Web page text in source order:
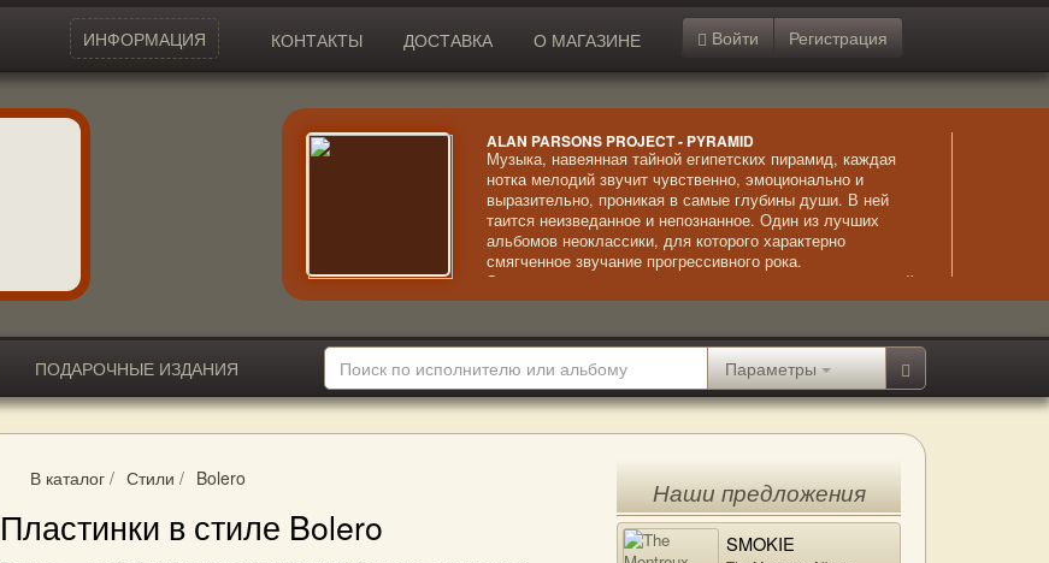
ИНФОРМАЦИЯ КОНТАКТЫ ДОСТАВКА О МАГАЗИНЕ Войти Регистрация
ALAN PARSONS PROJECT - PYRAMID
Музыка, навеянная тайной египетских пирамид, каждая
нотка мелодий звучит чувственно, эмоционально и
выразительно, проникая в самые глубины души. В ней
таится неизведанное и непознанное. Один из лучших
альбомов неоклассики, для которого характерно
смягченное звучание прогрессивного рока.
Экстраординарное исполнение сочетается с невыразимой
красотой композиций и безупречно звучащим вокалом.
ПОДАРОЧНЫЕ ИЗДАНИЯ
Параметры
В каталог / Стили / Bolero
Пластинки в стиле Bolero
Наши предложения
SMOKIE